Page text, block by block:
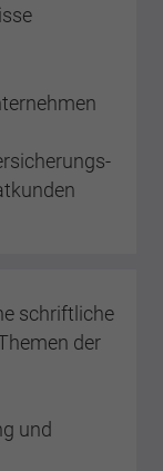
schriftliche
der
und